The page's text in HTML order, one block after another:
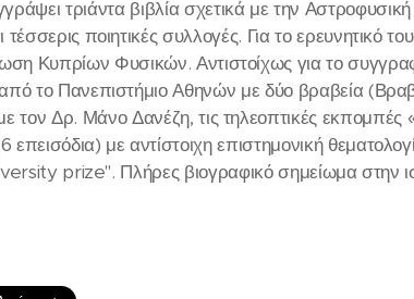
τριάντα βιβλία σχετικά με την
τέσσερις ποιητικές συλλογές. Για το
Κυπρίων Φυσικών. Αντιστοίχως για το
το Πανεπιστήμιο Αθηνών με δύο βραβεία
τον Δρ. Μάνο Δανέζη, τις τηλεοπτικές
επεισόδια) με αντίστοιχη επιστημονική
prize". Πλήρες βιογραφικό σημείωμα